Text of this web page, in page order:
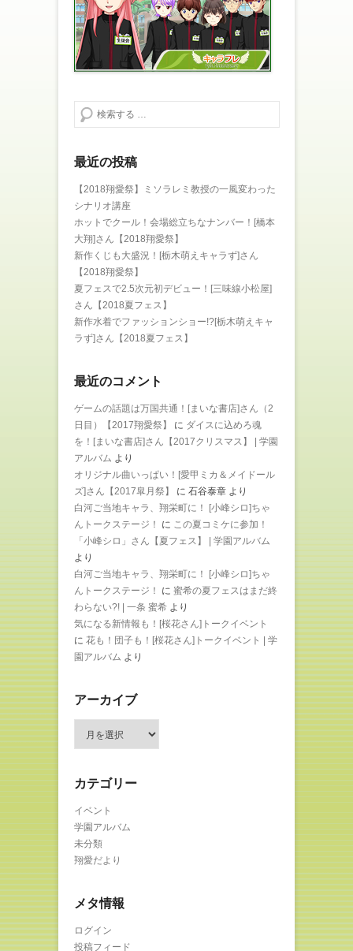
検索する
最近の投稿
【2018翔愛祭】ミソラレミ教授の一風変わった
シナリオ講座
ホットでクール！会場総立ちなナンバー！[橋本
大翔]さん【2018翔愛祭】
新作くじも大盛況！[栃木萌えキャラず]さん
【2018翔愛祭】
夏フェスで2.5次元初デビュー！[三味線小松屋]
さん【2018夏フェス】
新作水着でファッションショー!?[栃木萌えキャ
ラず]さん【2018夏フェス】
最近のコメント
ゲームの話題は万国共通！[まいな書店]さん（2
日目）【2017翔愛祭】
に ダイスに込めろ魂
を！[まいな書店]さん【2017クリスマス】 | 学園
アルバム より
オリジナル曲いっぱい！[愛甲ミカ＆メイドール
ズ]さん【2017皐月祭】
に 石谷泰章 より
白河ご当地キャラ、翔栄町に！ [小峰シロ]ちゃ
んトークステージ！
に この夏コミケに参加！
「小峰シロ」さん【夏フェス】 | 学園アルバム
より
白河ご当地キャラ、翔栄町に！ [小峰シロ]ちゃ
んトークステージ！
に 蜜希の夏フェスはまだ終
わらない?! | 一条 蜜希 より
気になる新情報も！[桜花さん]トークイベント
に 花も！団子も！[桜花さん]トークイベント | 学
園アルバム より
アーカイブ
イ
ブ
カテゴリー
イベント
学園アルバム
未分類
翔愛だより
メタ情報
ログイン
投稿フィード